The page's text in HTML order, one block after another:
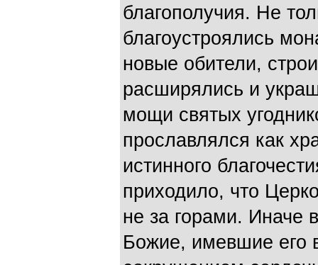
благополучия. Не
благоустроялись
новые обители,
расширялись и
мощи святых
прославлялся как
истинного
приходило, что
не за горами. Иначе
Божие, имевшие его